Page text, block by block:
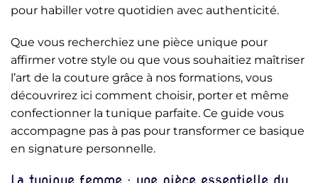
pour habiller votre quotidien avec authenticité.
Que vous recherchiez une pièce unique pour
affirmer votre style ou que vous souhaitiez maîtriser
l’art de la couture grâce à nos formations, vous
découvrirez ici comment choisir, porter et même
confectionner la tunique parfaite. Ce guide vous
accompagne pas à pas pour transformer ce basique
en signature personnelle.